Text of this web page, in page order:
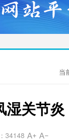
当
湿关节炎
34148